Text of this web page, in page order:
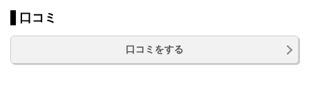
口コミ
口コミをする